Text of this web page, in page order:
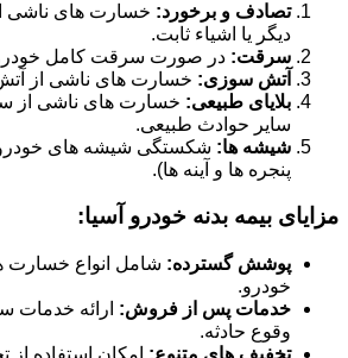
تصادف و برخورد: خسارت های ناشی
دیگر یا اشیاء ثابت.
سرقت: در صورت سرقت کامل
آتش سوزی: خسارت های ناشی از
بلایای طبیعی: خسارت های ناشی از
سایر حوادث طبیعی.
شیشه ها: شکستگی شیشه های خودرو
پنجره ها و آینه ها).
مزایای بیمه بدنه خودرو آسیا:
پوشش گسترده: شامل انواع خسارت
خودرو.
خدمات پس از فروش: ارائه خدمات
وقوع حادثه.
تخفیف های متنوع: امکان استفاده